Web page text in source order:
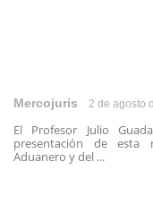
Mercojuris 2 de agosto
El Profesor Julio
presentación de esta
Aduanero y del ...